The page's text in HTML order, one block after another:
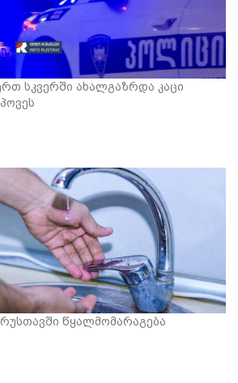
სკვერში ახალგაზრდა კაცი
წყალმომარაგება